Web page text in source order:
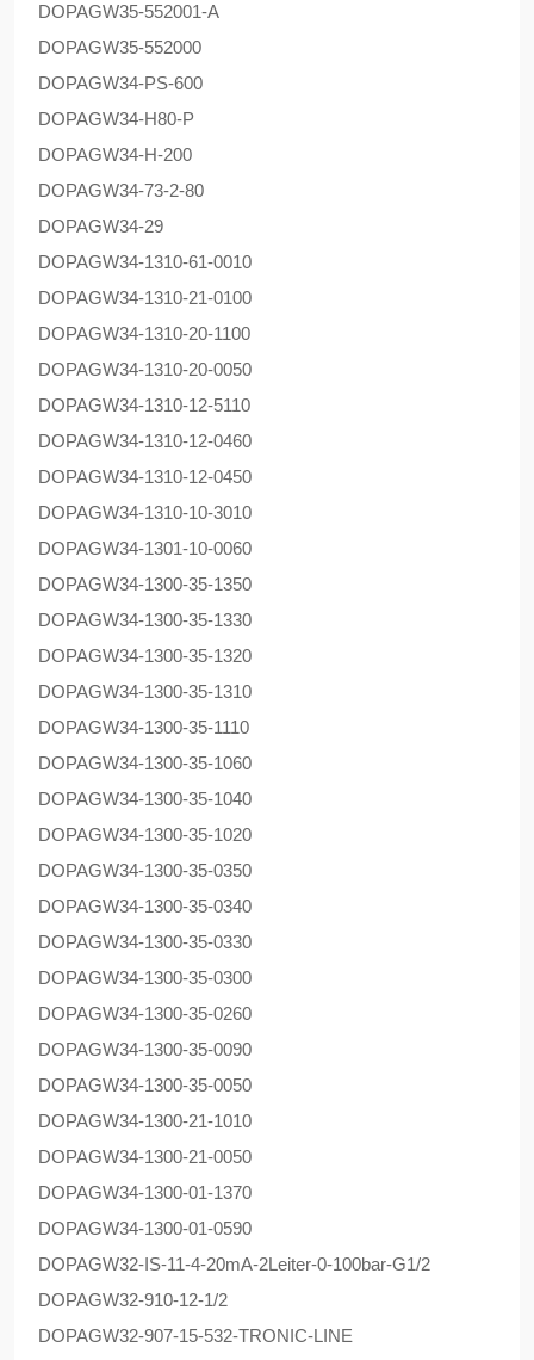
DOPAGW35-552001-A
DOPAGW35-552000
DOPAGW34-PS-600
DOPAGW34-H80-P
DOPAGW34-H-200
DOPAGW34-73-2-80
DOPAGW34-29
DOPAGW34-1310-61-0010
DOPAGW34-1310-21-0100
DOPAGW34-1310-20-1100
DOPAGW34-1310-20-0050
DOPAGW34-1310-12-5110
DOPAGW34-1310-12-0460
DOPAGW34-1310-12-0450
DOPAGW34-1310-10-3010
DOPAGW34-1301-10-0060
DOPAGW34-1300-35-1350
DOPAGW34-1300-35-1330
DOPAGW34-1300-35-1320
DOPAGW34-1300-35-1310
DOPAGW34-1300-35-1110
DOPAGW34-1300-35-1060
DOPAGW34-1300-35-1040
DOPAGW34-1300-35-1020
DOPAGW34-1300-35-0350
DOPAGW34-1300-35-0340
DOPAGW34-1300-35-0330
DOPAGW34-1300-35-0300
DOPAGW34-1300-35-0260
DOPAGW34-1300-35-0090
DOPAGW34-1300-35-0050
DOPAGW34-1300-21-1010
DOPAGW34-1300-21-0050
DOPAGW34-1300-01-1370
DOPAGW34-1300-01-0590
DOPAGW32-IS-11-4-20mA-2Leiter-0-100bar-G1/2
DOPAGW32-910-12-1/2
DOPAGW32-907-15-532-TRONIC-LINE